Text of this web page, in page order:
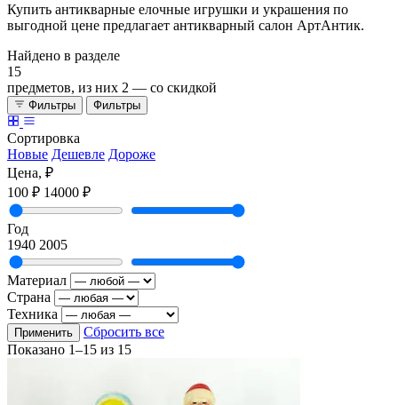
Купить антикварные елочные игрушки и украшения по
выгодной цене предлагает антикварный салон АртАнтик.
Найдено в разделе
15
предметов, из них 2 — со скидкой
Фильтры Фильтры
Сортировка
Новые Дешевле Дороже
Цена, ₽
100 ₽ 14000 ₽
Год
1940 2005
Материал
Страна
Техника
Применить
Сбросить все
Показано 1–15 из 15